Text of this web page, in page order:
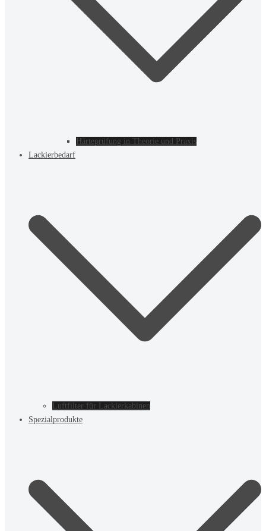
Härteprüfung in Theorie und Praxis
Lackierbedarf
Luftfilter für Lackierkabinen
Spezialprodukte